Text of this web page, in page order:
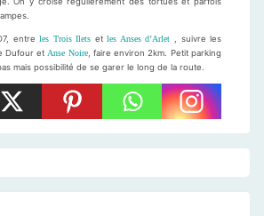
entreles Trois Ilets etles Anses d’Arlet , suivre les
Dufour et Anse Noire, faire environ 2km. Petit parking
mais possibilité de se garer le long de la route.